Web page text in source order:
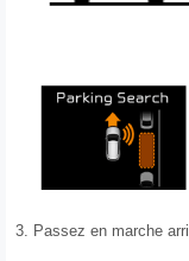
3. Passez en marche